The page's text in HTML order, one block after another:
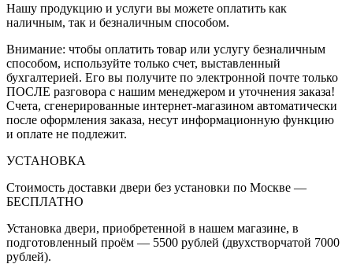
Нашу продукцию и услуги вы можете оплатить как
наличным, так и безналичным способом.
Внимание: чтобы оплатить товар или услугу безналичным
способом, используйте только счет, выставленный
бухгалтерией. Его вы получите по электронной почте только
ПОСЛЕ разговора с нашим менеджером и уточнения заказа!
Счета, сгенерированные интернет-магазином автоматически
после оформления заказа, несут информационную функцию
и оплате не подлежит.
УСТАНОВКА
Стоимость доставки двери без установки по Москве —
БЕСПЛАТНО
Установка двери, приобретенной в нашем магазине, в
подготовленный проём — 5500 рублей (двухстворчатой 7000
рублей).